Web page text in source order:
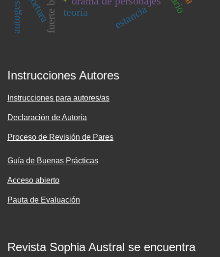
tortura teoría estancia
Instrucciones Autores
Instrucciones para autores/as
Declaración de Autoría
Proceso de Revisión de Pares
Guía de Buenas Prácticas
Acceso abierto
Pauta de Evaluación
Revista Sophia Austral se encuentra